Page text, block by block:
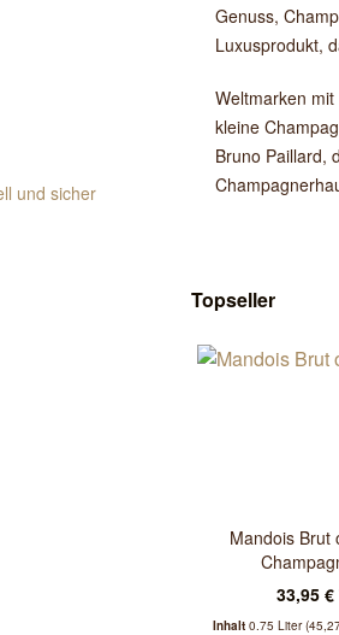
Genuss,
Luxusprodukt,
Weltmarken
kleine
Bruno Paillard,
Topseller
Mandois Brut
33,95 €
Inhalt 0.75 Liter